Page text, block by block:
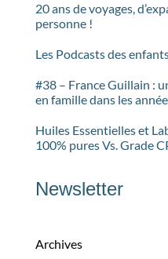
20 ans de voyages,
personne !
Les Podcasts des
#38 – France Guillain :
en famille dans les
Huiles Essentielles et
100% pures Vs. Grade
Newsletter
Archives